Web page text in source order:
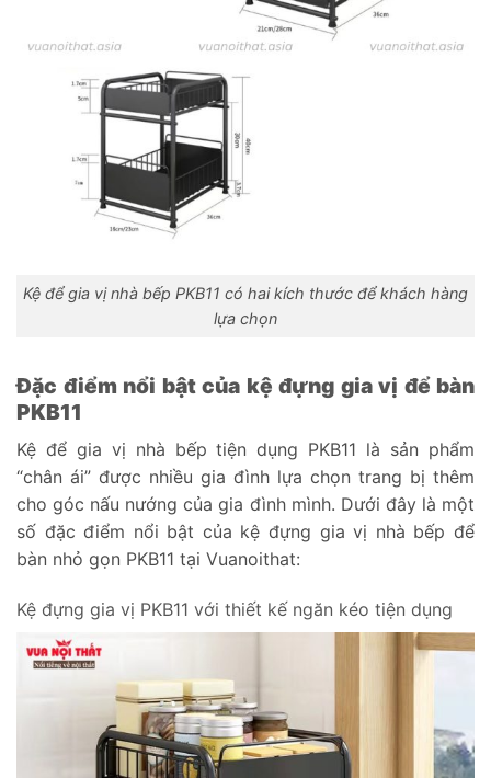
Kệ để gia vị nhà bếp PKB11 có hai kích thước để khách hàng
lựa chọn
Đặc điểm nổi bật của kệ đựng gia vị để bàn
PKB11
Kệ để gia vị nhà bếp tiện dụng PKB11 là sản phẩm
“chân ái” được nhiều gia đình lựa chọn trang bị thêm
cho góc nấu nướng của gia đình mình. Dưới đây là một
số đặc điểm nổi bật của kệ đựng gia vị nhà bếp để
bàn nhỏ gọn PKB11 tại Vuanoithat:
Kệ đựng gia vị PKB11 với thiết kế ngăn kéo tiện dụng